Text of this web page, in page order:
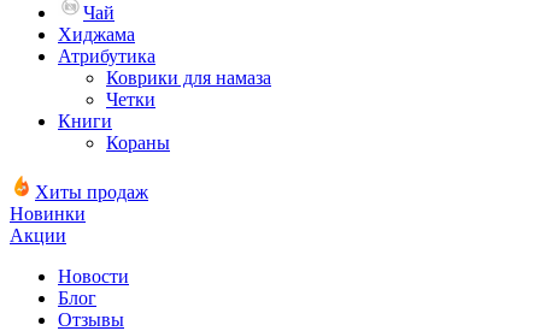
Чай
Хиджама
Атрибутика
Коврики для намаза
Четки
Книги
Кораны
Хиты продаж
Новинки
Акции
Новости
Блог
Отзывы